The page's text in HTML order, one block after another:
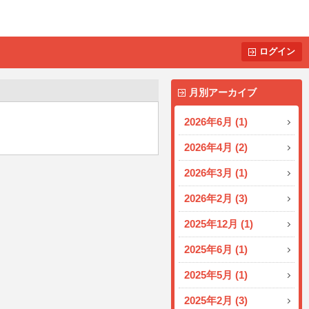
ログイン
月別アーカイブ
2026年6月 (1)
2026年4月 (2)
2026年3月 (1)
2026年2月 (3)
2025年12月 (1)
2025年6月 (1)
2025年5月 (1)
2025年2月 (3)